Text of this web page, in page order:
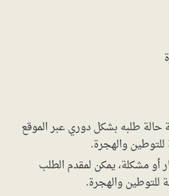
حالة طلبه بشكل دوري عبر الموقع
للتوطين والهجرة.
مشكلة، يمكن لمقدم الطلب
للتوطين والهجرة.